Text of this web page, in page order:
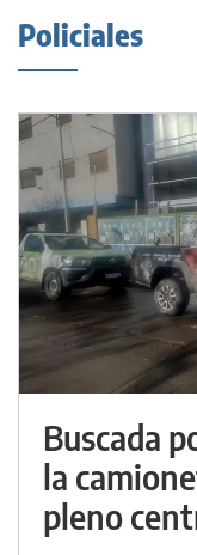
Policiales
Buscada
la
pleno